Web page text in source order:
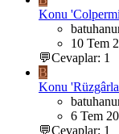
Konu
10 Tem
💬Cevaplar: 1
B
Konu 'Rüzgârla
6 Tem
💬Cevaplar: 1